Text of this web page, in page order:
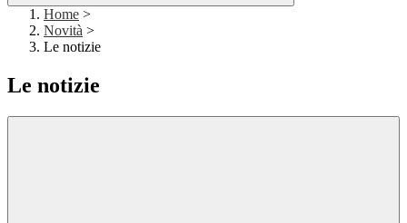
Home >
Novità >
Le notizie
Le notizie